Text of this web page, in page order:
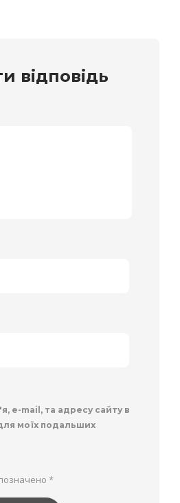
відповідь
e-mail, та адресу сайту в
моїх подальших
*